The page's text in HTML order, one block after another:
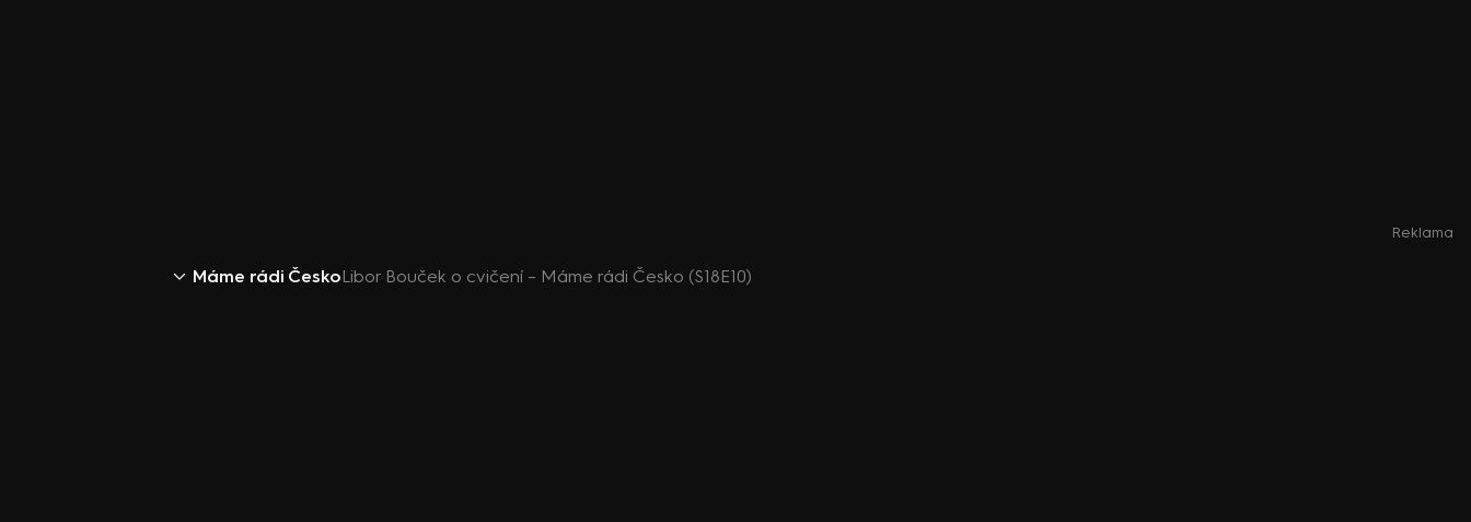
Reklama
Máme rádi ČeskoLibor Bouček o cvičení – Máme rádi Česko (S18E10)